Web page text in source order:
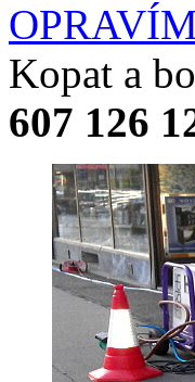
Kopat a
607 126